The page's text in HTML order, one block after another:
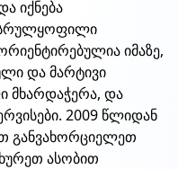
იქნება
სრულყოფილი
იმაზე,
და მარტივი
მხარდაჭერა, და
2009 წლიდან
განვახორციელეთ
ასობით